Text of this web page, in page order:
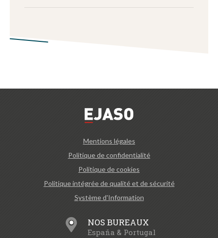
Mentions légales
Politique de confidentialité
Politique de cookies
Politique intégrée de qualité et de sécurité
Système d'Information
NOS BUREAUX
España & Portugal